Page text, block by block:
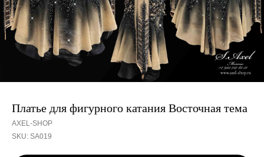
Платье для фигурного катания Восточная тема
AXEL-SHOP
SKU: SA019